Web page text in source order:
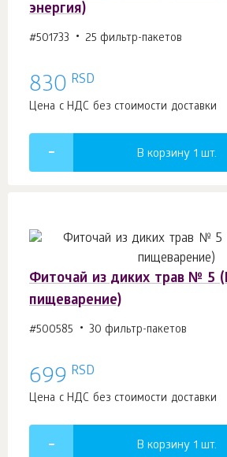
энергия)
#501733 25 фильтр-пакетов
830 RSD
Цена с НДС без стоимости доставки
В корзину 1 шт.
Фиточай из диких трав № 5
пищеварение)
#500585 30 фильтр-пакетов
699 RSD
Цена с НДС без стоимости доставки
В корзину 1 шт.